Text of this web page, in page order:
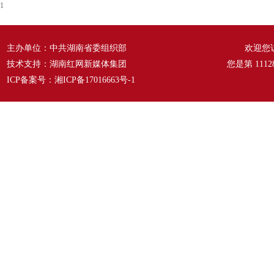
1
主办单位：中共湖南省委组织部
技术支持：湖南红网新媒体集团
ICP备案号： 湘ICP备17016663号-1
欢迎您
您是第